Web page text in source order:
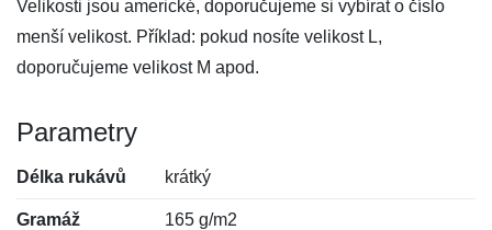
Velikosti jsou americké, doporučujeme si vybírat o číslo
menší velikost. Příklad: pokud nosíte velikost L,
doporučujeme velikost M apod.
Parametry
Délka rukávů krátký
Gramáž 165 g/m2